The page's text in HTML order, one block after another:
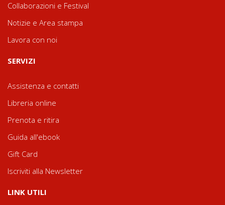
Collaborazioni e Festival
Notizie e Area stampa
Lavora con noi
SERVIZI
Assistenza e contatti
Libreria online
Prenota e ritira
Guida all'ebook
Gift Card
Iscriviti alla Newsletter
LINK UTILI